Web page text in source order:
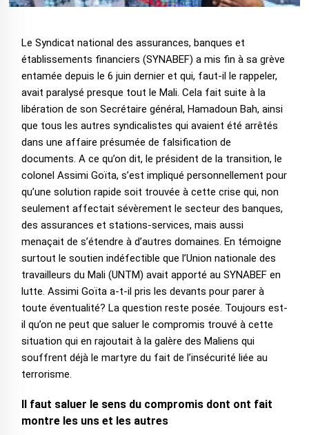
Le Syndicat national des assurances, banques et
établissements financiers (SYNABEF) a mis fin à sa grève
entamée depuis le 6 juin dernier et qui, faut-il le rappeler,
avait paralysé presque tout le Mali. Cela fait suite à la
libération de son Secrétaire général, Hamadoun Bah, ainsi
que tous les autres syndicalistes qui avaient été arrêtés
dans une affaire présumée de falsification de
documents. A ce qu’on dit, le président de la transition, le
colonel Assimi Goïta, s’est impliqué personnellement pour
qu’une solution rapide soit trouvée à cette crise qui, non
seulement affectait sévèrement le secteur des banques,
des assurances et stations-services, mais aussi
menaçait de s’étendre à d’autres domaines. En témoigne
surtout le soutien indéfectible que l’Union nationale des
travailleurs du Mali (UNTM) avait apporté au SYNABEF en
lutte. Assimi Goïta a-t-il pris les devants pour parer à
toute éventualité? La question reste posée. Toujours est-
il qu’on ne peut que saluer le compromis trouvé à cette
situation qui en rajoutait à la galère des Maliens qui
souffrent déjà le martyre du fait de l’insécurité liée au
terrorisme.
Il faut saluer le sens du compromis dont ont fait
montre les uns et les autres